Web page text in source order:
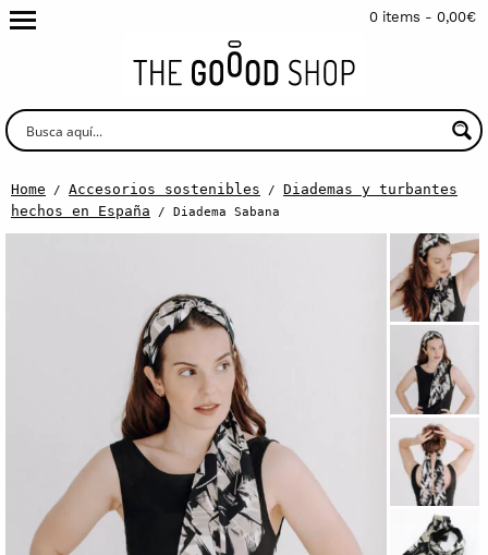
0 items - 0,00€
Home / Accesorios sostenibles / Diademas y turbantes
hechos en España / Diadema Sabana